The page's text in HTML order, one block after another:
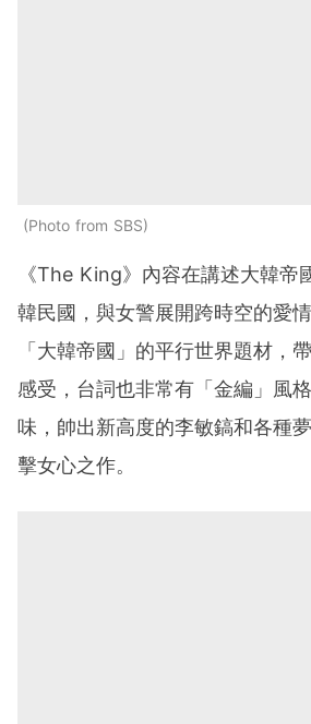
Photo from SBS
《The King》內容在講述大韓帝
韓民國，與女警展開跨時空的愛
「大韓帝國」的平行世界題材，
感受，台詞也非常有「金編」風
味，帥出新高度的李敏鎬和各種
擊女心之作。